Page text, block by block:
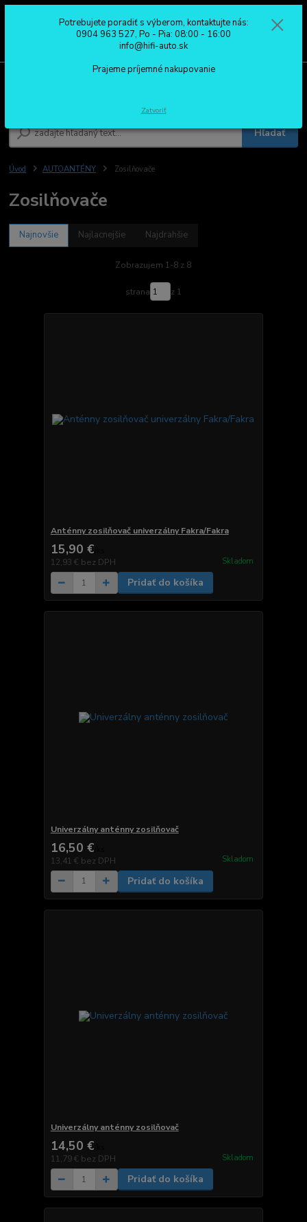
Hľadať
0904 963 527
Po - Pia: 08:00 - 16:00
Úvod AUTOANTÉNY Zosilňovače
Zosilňovače
Najnovšie Najlacnejšie Najdrahšie
Zobrazujem 1-8 z 8
strana z 1
Anténny zosilňovač univerzálny Fakra/Fakra
15,90 €
12,93 € bez DPH Skladom
Pridať do košíka
Univerzálny anténny zosilňovač
16,50 €
13,41 € bez DPH Skladom
Pridať do košíka
Univerzálny anténny zosilňovač
14,50 €
11,79 € bez DPH Skladom
Pridať do košíka
Potrebujete poradiť s výberom, kontaktujte nás:
0904 963 527, Po - Pia: 08:00 - 16:00
info@hifi-auto.sk
Prajeme príjemné nakupovanie
Zatvoriť